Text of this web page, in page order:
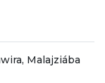
Malajziába